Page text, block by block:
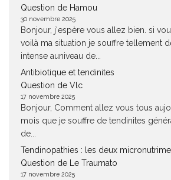
Question de Hamou
30 novembre 2025
Bonjour, j'espère vous allez bien. si
voilà ma situation je souffre tellement
intense auniveau de...
Antibiotique et tendinites
Question de Vlc
17 novembre 2025
Bonjour, Comment allez vous tous
mois que je souffre de tendinites
de...
Tendinopathies : les deux
Question de Le Traumato
17 novembre 2025